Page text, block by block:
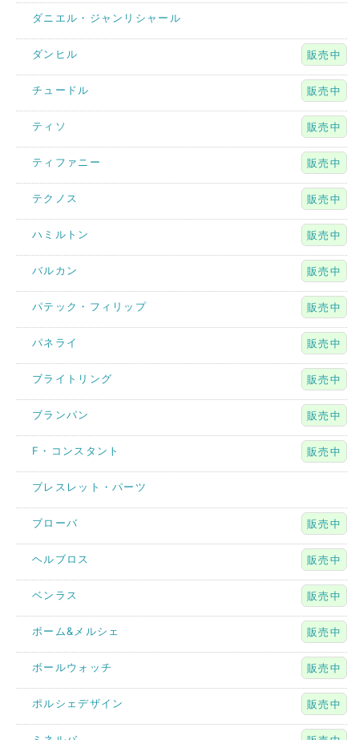
ダニエル・ジャンリシャール
ダンヒル 販売中
チュードル 販売中
ティソ 販売中
ティファニー 販売中
テクノス 販売中
ハミルトン 販売中
バルカン 販売中
パテック・フィリップ 販売中
パネライ 販売中
ブライトリング 販売中
ブランパン 販売中
F・コンスタント 販売中
ブレスレット・パーツ
ブローバ 販売中
ヘルブロス 販売中
ベンラス 販売中
ボーム&メルシェ 販売中
ボールウォッチ 販売中
ポルシェデザイン 販売中